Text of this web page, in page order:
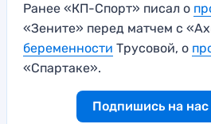
Ранее «КП-Спорт» писал о
«Зените» перед матчем с
беременности Трусовой, о
«Спартаке».
Подпишись на нас